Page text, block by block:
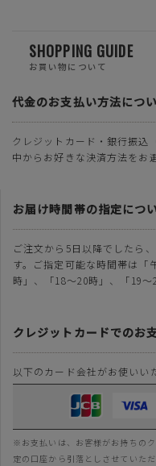
SHOPPING GUIDE
お買い物について
代金のお支払い方法につ
クレジットカード・銀行振込
中からお好きな決済方法をお
お届け時間帯の指定につ
ご注文から5日以降でしたら
す。ご指定可能な時間帯は「
時」、「18～20時」、「19～
クレジットカードでのお
以下のカード会社がお使いい
※お支払いは、お客様がお持ちの
定の口座から引落としさせていただ